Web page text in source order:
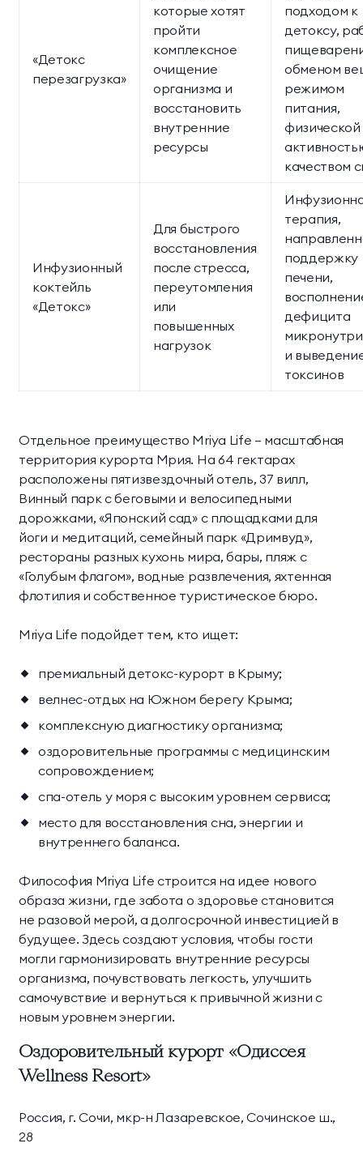
«Детокс
перезагрузка»
которые хотят
пройти
комплексное
очищение
организма и
восстановить
внутренние
ресурсы
подходом к
детоксу,
обменом
режимом
питания,
физической
качеством
Инфузионный
коктейль
«Детокс»
Для быстрого
восстановления
после стресса,
переутомления
или
повышенных
нагрузок
терапия,
поддержку
печени,
дефицита
и
токсинов
Отдельное преимущество Mriya Life — масштабная
территория курорта Мрия. На 64 гектарах
расположены пятизвездочный отель, 37 вилл,
Винный парк с беговыми и велосипедными
дорожками, «Японский сад» с площадками для
йоги и медитаций, семейный парк «Дримвуд»,
рестораны разных кухонь мира, бары, пляж с
«Голубым флагом», водные развлечения, яхтенная
флотилия и собственное туристическое бюро.
Mriya Life подойдет тем, кто ищет:
премиальный детокс-курорт в Крыму;
велнес-отдых на Южном берегу Крыма;
комплексную диагностику организма;
оздоровительные программы с медицинским
сопровождением;
спа-отель у моря с высоким уровнем сервиса;
место для восстановления сна, энергии и
внутреннего баланса.
Философия Mriya Life строится на идее нового
образа жизни, где забота о здоровье становится
не разовой мерой, а долгосрочной инвестицией в
будущее. Здесь создают условия, чтобы гости
могли гармонизировать внутренние ресурсы
организма, почувствовать легкость, улучшить
самочувствие и вернуться к привычной жизни с
новым уровнем энергии.
Оздоровительный курорт «Одиссея
Wellness Resort»
Россия, г. Сочи, мкр-н Лазаревское, Сочинское ш.,
28